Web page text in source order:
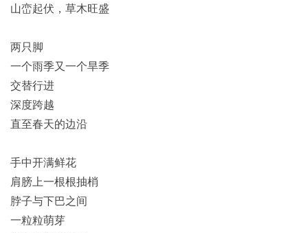
山峦起伏，草木旺盛
两只脚
一个雨季又一个旱季
交替行进
深度跨越
直至春天的边沿
手中开满鲜花
肩膀上一根根抽梢
脖子与下巴之间
一粒粒萌芽